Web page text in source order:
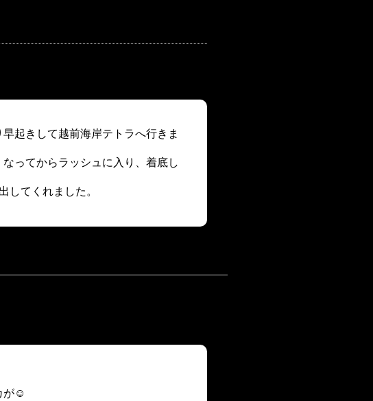
起きして越前海岸テトラへ行きま
ってからラッシュに入り、着底し
してくれました。
が☺